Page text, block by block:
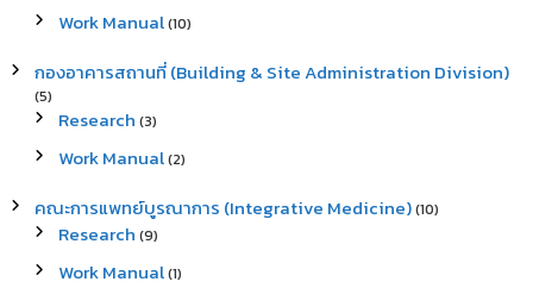
Work Manual(10)
กองอาคารสถานที่ (Building & Site Administration Division)
(5)
Research (3)
Work Manual(2)
คณะการแพทย์บูรณาการ (Integrative Medicine)(10)
Research (9)
Work Manual(1)